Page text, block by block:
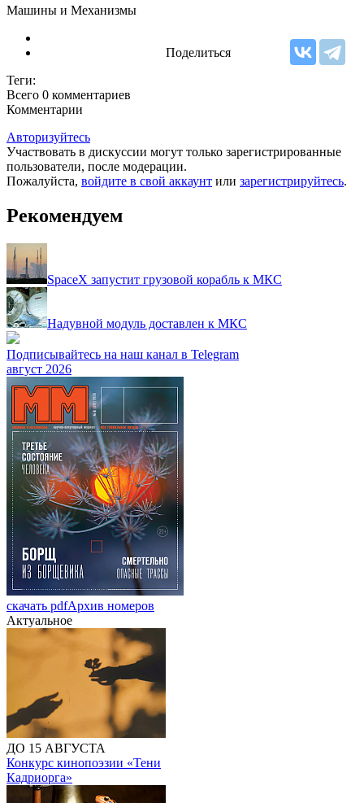
Машины и Механизмы
Поделиться
Теги:
Всего 0 комментариев
Комментарии
Авторизуйтесь
Участвовать в дискуссии могут только зарегистрированные
пользователи, после модерации.
Пожалуйста, войдите в свой аккаунт или зарегистрируйтесь.
Рекомендуем
SpaceX запустит грузовой корабль к МКС
Надувной модуль доставлен к МКС
Подписывайтесь на наш канал в Telegram
август 2026
скачать pdfАрхив номеров
Актуальное
ДО 15 АВГУСТА
Конкурс кинопоэзии «Тени
Кадриорга»